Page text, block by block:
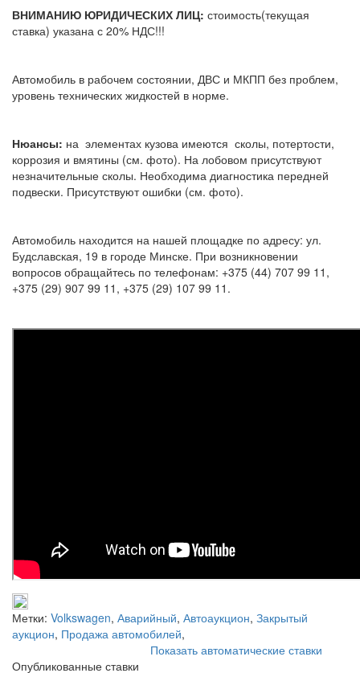
ВНИМАНИЮ ЮРИДИЧЕСКИХ ЛИЦ: стоимость(текущая
ставка) указана с 20% НДС!!!
Автомобиль в рабочем состоянии, ДВС и МКПП без проблем,
уровень технических жидкостей в норме.
Нюансы: на элементах кузова имеются сколы, потертости,
коррозия и вмятины (см. фото). На лобовом присутствуют
незначительные сколы. Необходима диагностика передней
подвески. Присутствуют ошибки (см. фото).
Автомобиль находится на нашей площадке по адресу: ул.
Будславская, 19 в городе Минске. При возникновении
вопросов обращайтесь по телефонам: +375 (44) 707 99 11,
+375 (29) 907 99 11, +375 (29) 107 99 11.
Метки: Volkswagen, Аварийный, Автоаукцион, Закрытый
аукцион, Продажа автомобилей,
Показать автоматические ставки
Опубликованные ставки